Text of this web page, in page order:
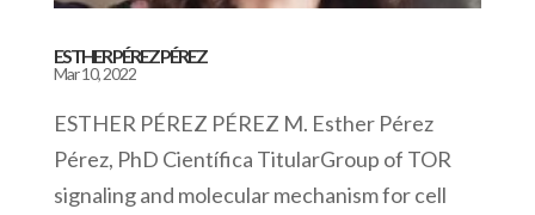
ESTHER PÉREZ PÉREZ
Mar 10, 2022
ESTHER PÉREZ PÉREZ M. Esther Pérez
Pérez, PhD Científica TitularGroup of TOR
signaling and molecular mechanism for cell